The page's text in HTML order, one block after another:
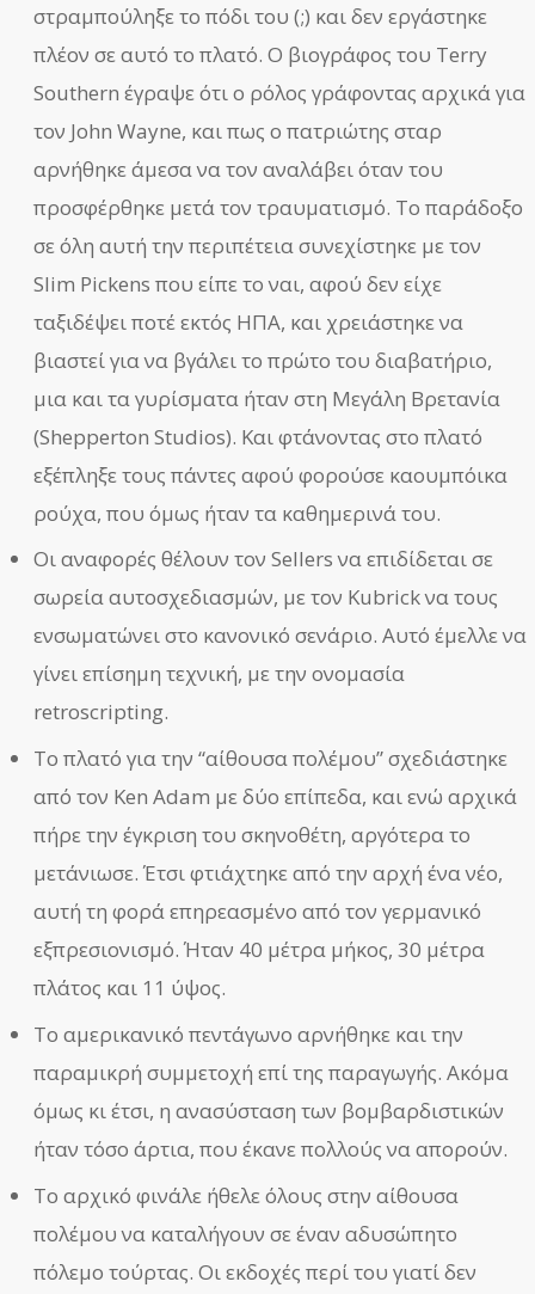
στραμπούληξε το πόδι του (;) και δεν εργάστηκε
πλέον σε αυτό το πλατό. Ο βιογράφος του Terry
Southern έγραψε ότι ο ρόλος γράφοντας αρχικά για
τον John Wayne, και πως ο πατριώτης σταρ
αρνήθηκε άμεσα να τον αναλάβει όταν του
προσφέρθηκε μετά τον τραυματισμό. Το παράδοξο
σε όλη αυτή την περιπέτεια συνεχίστηκε με τον
Slim Pickens που είπε το ναι, αφού δεν είχε
ταξιδέψει ποτέ εκτός ΗΠΑ, και χρειάστηκε να
βιαστεί για να βγάλει το πρώτο του διαβατήριο,
μια και τα γυρίσματα ήταν στη Μεγάλη Βρετανία
(Shepperton Studios). Και φτάνοντας στο πλατό
εξέπληξε τους πάντες αφού φορούσε καουμπόικα
ρούχα, που όμως ήταν τα καθημερινά του.
Οι αναφορές θέλουν τον Sellers να επιδίδεται σε
σωρεία αυτοσχεδιασμών, με τον Kubrick να τους
ενσωματώνει στο κανονικό σενάριο. Αυτό έμελλε να
γίνει επίσημη τεχνική, με την ονομασία
retroscripting.
Το πλατό για την “αίθουσα πολέμου” σχεδιάστηκε
από τον Ken Adam με δύο επίπεδα, και ενώ αρχικά
πήρε την έγκριση του σκηνοθέτη, αργότερα το
μετάνιωσε. Έτσι φτιάχτηκε από την αρχή ένα νέο,
αυτή τη φορά επηρεασμένο από τον γερμανικό
εξπρεσιονισμό. Ήταν 40 μέτρα μήκος, 30 μέτρα
πλάτος και 11 ύψος.
Το αμερικανικό πεντάγωνο αρνήθηκε και την
παραμικρή συμμετοχή επί της παραγωγής. Ακόμα
όμως κι έτσι, η ανασύσταση των βομβαρδιστικών
ήταν τόσο άρτια, που έκανε πολλούς να απορούν.
Το αρχικό φινάλε ήθελε όλους στην αίθουσα
πολέμου να καταλήγουν σε έναν αδυσώπητο
πόλεμο τούρτας. Οι εκδοχές περί του γιατί δεν